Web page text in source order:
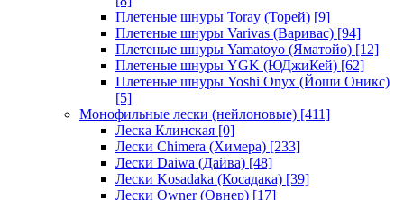
Плетеные шнуры Toray (Торей) [9]
Плетеные шнуры Varivas (Варивас) [94]
Плетеные шнуры Yamatoyo (Яматойо) [12]
Плетеные шнуры YGK (ЮДжиКей) [62]
Плетеные шнуры Yoshi Onyx (Йоши Оникс)
[5]
Монофильные лески (нейлоновые) [411]
Леска Клинская [0]
Лески Chimera (Химера) [233]
Лески Daiwa (Дайва) [48]
Лески Kosadaka (Косадака) [39]
Лески Owner (Овнер) [17]